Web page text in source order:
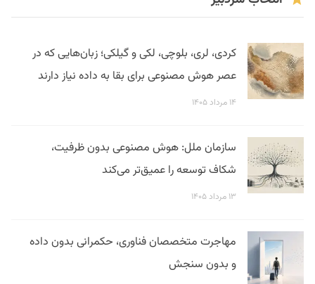
کردی، لری، بلوچی، لکی و گیلکی؛ زبان‌هایی که در
عصر هوش مصنوعی برای بقا به داده نیاز دارند
۱۴ مرداد ۱۴۰۵
سازمان ملل: هوش مصنوعی بدون ظرفیت،
شکاف توسعه را عمیق‌تر می‌کند
۱۳ مرداد ۱۴۰۵
مهاجرت متخصصان فناوری، حکمرانی بدون داده
و بدون سنجش